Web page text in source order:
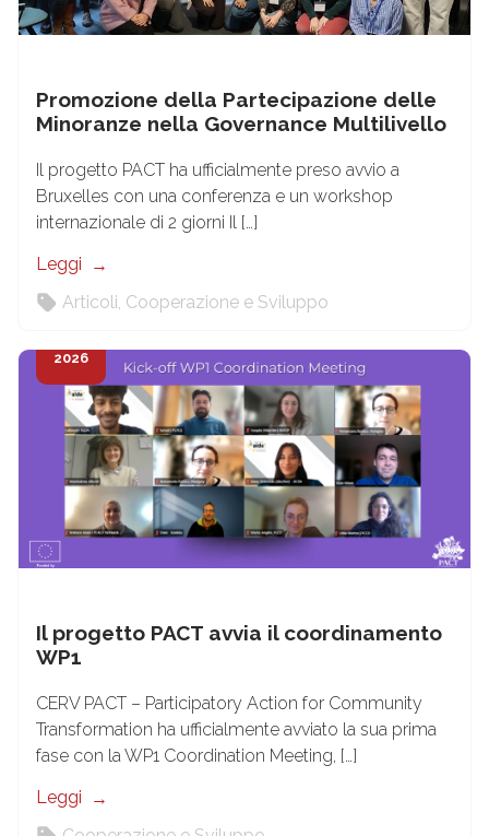
Promozione della Partecipazione delle
Minoranze nella Governance Multilivello
Il progetto PACT ha ufficialmente preso avvio a
Bruxelles con una conferenza e un workshop
internazionale di 2 giorni Il […]
Leggi
Articoli Cooperazione e Sviluppo
18
2026
Il progetto PACT avvia il coordinamento
WP1
CERV PACT – Participatory Action for Community
Transformation ha ufficialmente avviato la sua prima
fase con la WP1 Coordination Meeting, […]
Leggi